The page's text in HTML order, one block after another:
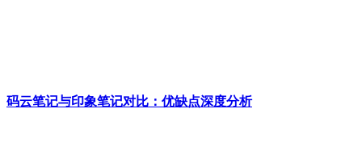
码云笔记与印象笔记对比：优缺点深度分析